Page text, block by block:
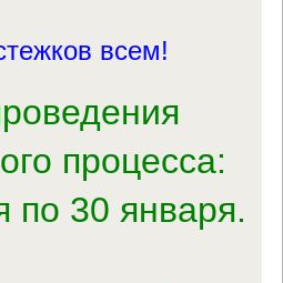
всем!
процесса:
по 30 января.